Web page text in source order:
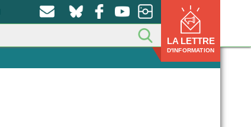
LA LETTRE
D'INFORMATION